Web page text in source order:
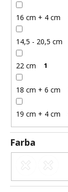
16 cm + 4 cm
14,5 - 20,5 cm
22 cm 1
18 cm + 6 cm
19 cm + 4 cm
Farba